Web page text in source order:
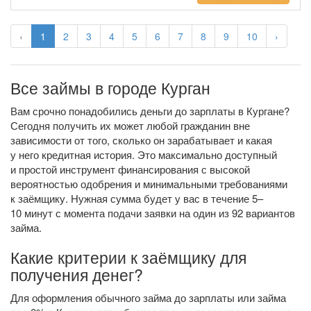
‹ 1 2 3 4 5 6 7 8 9 10 ›
Все займы в городе Курган
Вам срочно понадобились деньги до зарплаты в Кургане?
Сегодня получить их может любой гражданин вне
зависимости от того, сколько он зарабатывает и какая
у него кредитная история. Это максимально доступный
и простой инструмент финансирования с высокой
вероятностью одобрения и минимальными требованиями
к заёмщику. Нужная сумма будет у вас в течение 5–
10 минут с момента подачи заявки на один из 92 вариантов
займа.
Какие критерии к заёмщику для
получения денег?
Для оформления обычного займа до зарплаты или займа